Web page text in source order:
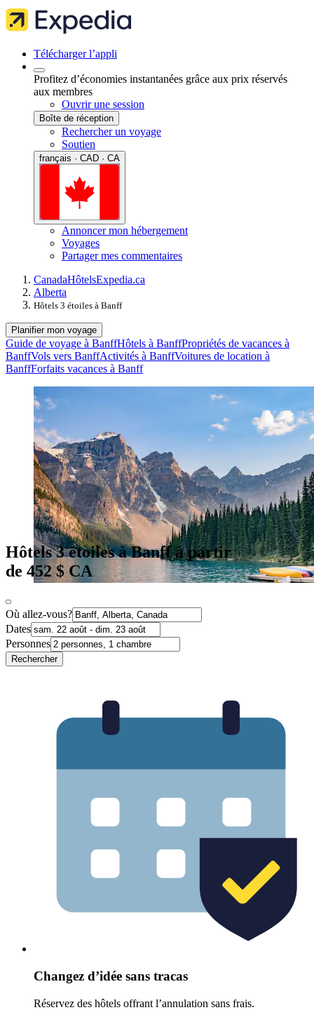
Télécharger l’appli
Profitez d’économies instantanées grâce aux prix réservés
aux membres
Ouvrir une session
Boîte de réception
Rechercher un voyage
Soutien
français · CAD · CA
Annoncer mon hébergement
Voyages
Partager mes commentaires
CanadaHôtelsExpedia.ca
Alberta
Hôtels 3 étoiles à Banff
Planifier mon voyage
Guide de voyage à BanffHôtels à BanffPropriétés de vacances à
BanffVols vers BanffActivités à BanffVoitures de location à
BanffForfaits vacances à Banff
Hôtels 3 étoiles à Banff à partir
de 452 $ CA
Où allez-vous?
Dates
Personnes
Rechercher
Changez d’idée sans tracas
Réservez des hôtels offrant l’annulation sans frais.